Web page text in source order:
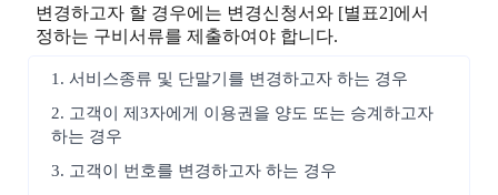
변경하고자 할 경우에는 변경신청서와 [별표2]에서
정하는 구비서류를 제출하여야 합니다.
1. 서비스종류 및 단말기를 변경하고자 하는 경우
2. 고객이 제3자에게 이용권을 양도 또는 승계하고자
하는 경우
3. 고객이 번호를 변경하고자 하는 경우